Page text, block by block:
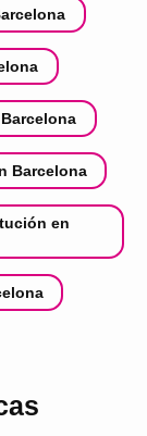
Barcelona
en